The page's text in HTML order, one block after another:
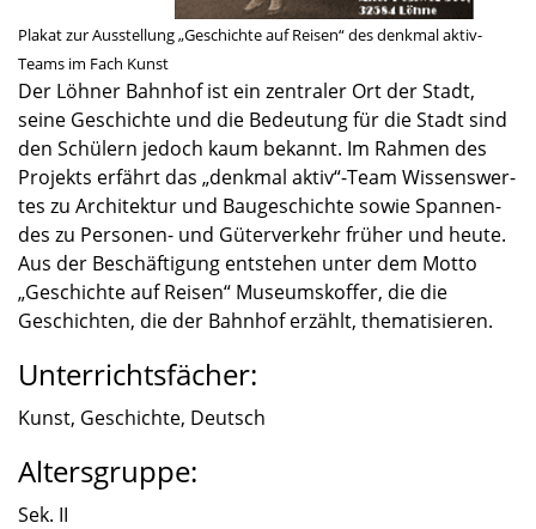
Plakat zur Ausstel­lung „Geschichte auf Reisen“ des denkmal aktiv-
Teams im Fach Kunst
Der Löhner Bahnhof ist ein zentra­ler Ort der Stadt,
seine Geschichte und die Bedeu­tung für die Stadt sind
den Schülern jedoch kaum bekannt. Im Rahmen des
Projekts erfährt das „denkmal aktiv“-Team Wissens­wer­
tes zu Archi­tek­tur und Bauge­schichte sowie Spannen­
des zu Personen- und Güter­ver­kehr früher und heute.
Aus der Beschäf­ti­gung entste­hen unter dem Motto
„Geschichte auf Reisen“ Museums­kof­fer, die die
Geschich­ten, die der Bahnhof erzählt, thema­ti­sie­ren.
Unterrichtsfächer:
Kunst, Geschichte, Deutsch
Altersgruppe:
Sek. II